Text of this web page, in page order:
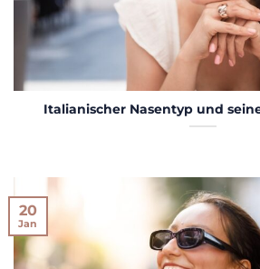
Italianischer Nasentyp und
20
Jan